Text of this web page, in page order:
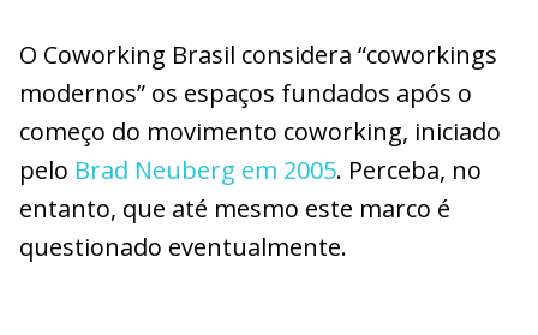
O Coworking Brasil considera “coworkings
modernos” os espaços fundados após o
começo do movimento coworking, iniciado
pelo Brad Neuberg em 2005. Perceba, no
entanto, que até mesmo este marco é
questionado eventualmente.